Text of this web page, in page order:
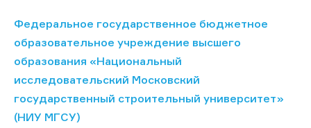
Федеральное государственное бюджетное
образовательное учреждение высшего
образования «Национальный
исследовательский Московский
государственный строительный университет»
(НИУ МГСУ)